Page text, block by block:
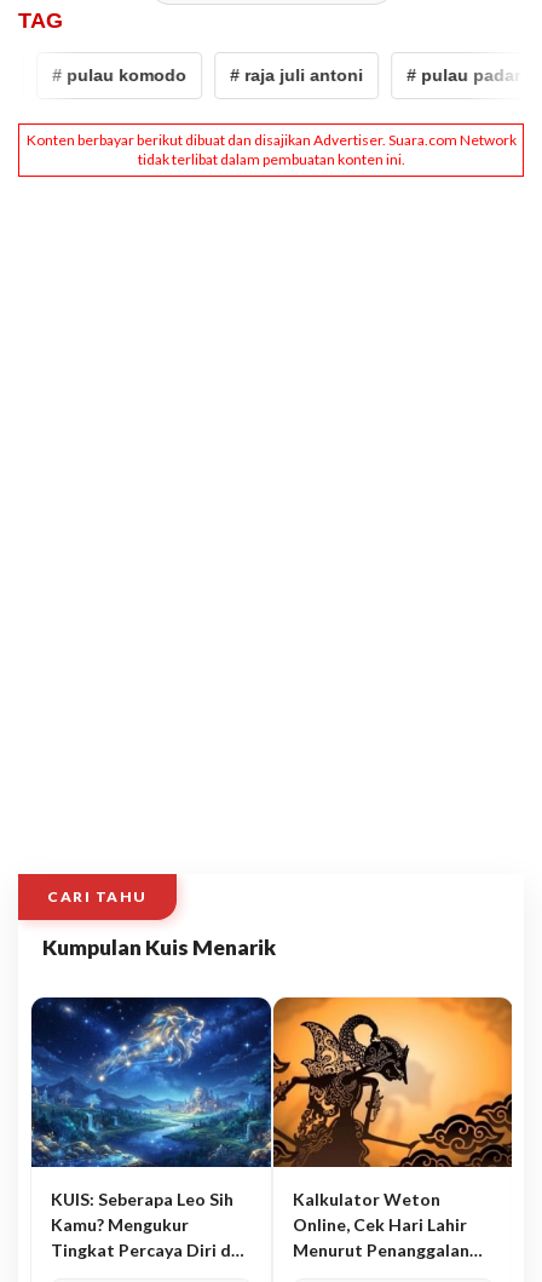
TAG
# pulau komodo # raja juli antoni # pulau padar
CARI TAHU
Kumpulan Kuis Menarik
KUIS: Seberapa Leo Sih
Kamu? Mengukur
Tingkat Percaya Diri dan
Kalkulator Weton
Online, Cek Hari Lahir
Menurut Penanggalan